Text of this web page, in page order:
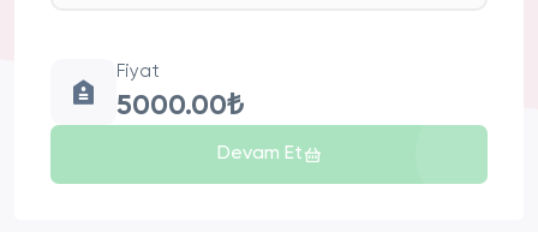
Fiyat
5000.00₺
Devam Et